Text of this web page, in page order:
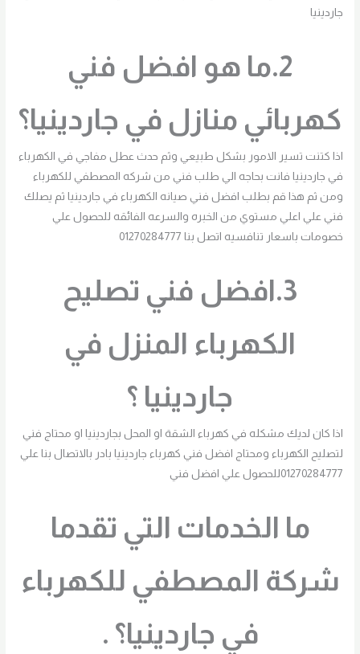
جاردينيا
2.ما هو افضل فني
كهربائي منازل في جاردينيا؟
اذا كتنت تسير الامور بشكل طبيعي وثم حدث عطل مفاجي في الكهرباء
في جاردينيا فانت بحاجه الي طلب فني من شركه المصطفي للكهرباء
ومن ثم هذا قم بطلب افضل فني صيانه الكهرباء في جاردينيا ثم يصلك
فني علي اعلي مستوي من الخبره والسرعه الفائقه للحصول علي
خصومات باسعار تنافسيه اتصل بنا 01270284777
3.افضل فني تصليح
الكهرباء المنزل في
جاردينيا ؟
اذا كان لديك مشكله في كهرباء الشقة او المحل بجاردينيا او محتاج فني
لتصليح الكهرباء ومحتاج افضل فني كهرباء جاردينيا بادر بالاتصال بنا علي
01270284777للحصول علي افضل فني
ما الخدمات التي تقدما
شركة المصطفي للكهرباء
في جاردينيا؟ .